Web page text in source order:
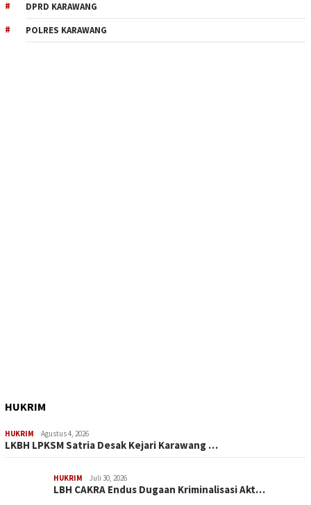
DPRD KARAWANG
POLRES KARAWANG
HUKRIM
HUKRIM Agustus 4, 2026
LKBH LPKSM Satria Desak Kejari Karawang …
HUKRIM Juli 30, 2026
LBH CAKRA Endus Dugaan Kriminalisasi Akt…